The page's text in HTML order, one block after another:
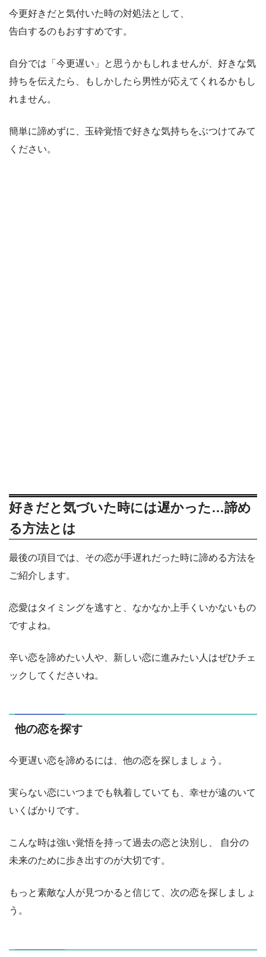
今更好きだと気付いた時の対処法として、
告白するのもおすすめです。
自分では「今更遅い」と思うかもしれませんが、好きな気
持ちを伝えたら、もしかしたら男性が応えてくれるかもし
れません。
簡単に諦めずに、玉砕覚悟で好きな気持ちをぶつけてみて
ください。
好きだと気づいた時には遅かった…諦め
る方法とは
最後の項目では、その恋が手遅れだった時に諦める方法を
ご紹介します。
恋愛はタイミングを逃すと、なかなか上手くいかないもの
ですよね。
辛い恋を諦めたい人や、新しい恋に進みたい人はぜひチェ
ックしてくださいね。
他の恋を探す
今更遅い恋を諦めるには、他の恋を探しましょう。
実らない恋にいつまでも執着していても、幸せが遠のいて
いくばかりです。
こんな時は強い覚悟を持って過去の恋と決別し、 自分の
未来のために歩き出すのが大切です。
もっと素敵な人が見つかると信じて、次の恋を探しましょ
う。